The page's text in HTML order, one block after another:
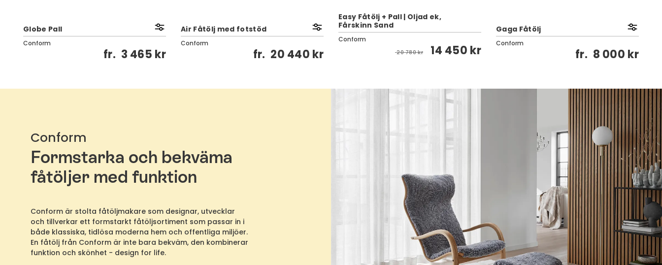
Globe Pall
Conform
fr. 3 465 kr
Air Fåtölj med fotstöd
Conform
fr. 20 440 kr
Easy Fåtölj + Pall | Oljad ek,
Fårskinn Sand
Conform
20 780 kr 14 450 kr
Gaga Fåtölj
Conform
fr. 8 000 kr
Conform
Formstarka och bekväma
fåtöljer med funktion
Conform är stolta fåtöljmakare som designar, utvecklar
och tillverkar ett formstarkt fåtöljsortiment som passar in i
både klassiska, tidlösa moderna hem och offentliga miljöer.
En fåtölj från Conform är inte bara bekväm, den kombinerar
funktion och skönhet - design for life.